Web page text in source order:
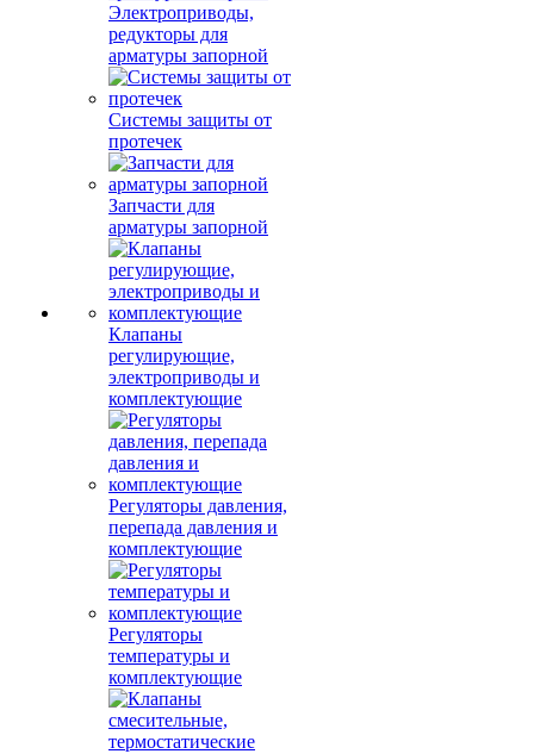
Электроприводы,
редукторы для
арматуры запорной
Системы защиты от
протечек
Запчасти для
арматуры запорной
Клапаны
регулирующие,
электроприводы и
комплектующие
Регуляторы давления,
перепада давления и
комплектующие
Регуляторы
температуры и
комплектующие